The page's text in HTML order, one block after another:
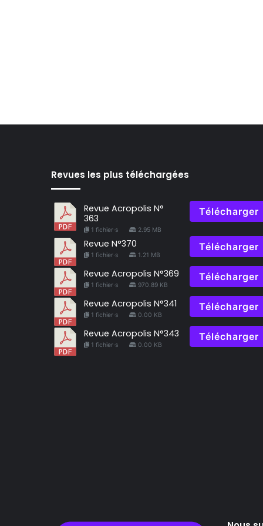
Revues les plus téléchargées
Revue Acropolis N°
363
1 fichier·s 2.95 MB
Télécharger
Revue N°370
1 fichier·s 1.21 MB
Télécharger
Revue Acropolis N°369
1 fichier·s 970.89 KB
Télécharger
Revue Acropolis N°341
1 fichier·s 0.00 KB
Télécharger
Revue Acropolis N°343
1 fichier·s 0.00 KB
Télécharger